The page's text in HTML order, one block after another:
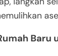
Baru